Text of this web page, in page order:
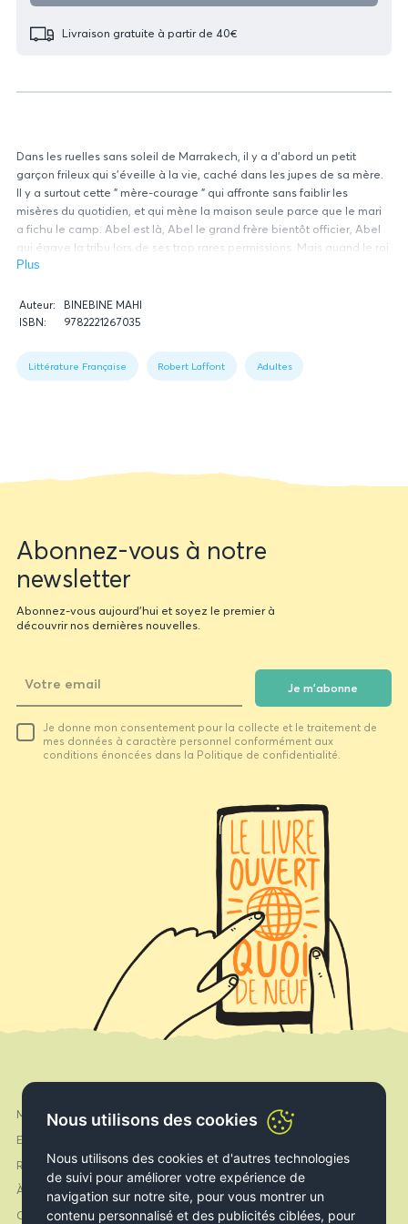
Nous utilisons des cookies
Nous utilisons des cookies et d'autres technologies
de suivi pour améliorer votre expérience de
navigation sur notre site, pour vous montrer un
contenu personnalisé et des publicités ciblées, pour
Dans les ruelles sans soleil de Marrakech, il y a d'abord un petit
garçon frileux qui s'éveille à la vie, caché dans les jupes de sa mère.
Il y a surtout cette " mère-courage " qui affronte sans faiblir les
misères du quotidien, et qui mène la maison seule parce que le mari
a fichu le camp. Abel est là, Abel le grand frère bientôt officier, Abel
qui égaye la tribu lors de ses trop rares permissions. Mais quand le roi
est visé par l'armée, le Destin cible la famille.
filouterie, les douleurs muettes et un amour maternel bouleversant.
Plus
Données
relatives
du
Auteur:
BINEBINE MAHI
ISBN:
9782221267035
1:
Book
Littérature Française Robert Laffont Adultes
Livraison gratuite à partir de 40€
Newsletter
form
Abonnez-vous à notre
newsletter
Abonnez-vous aujourd'hui et soyez le premier à
découvrir nos dernières nouvelles.
email
Je m'abonne
Je donne mon consentement pour la collecte et le traitement de
mes données à caractère personnel conformément aux
conditions énoncées dans la Politique de confidentialité.
Mon compte
Expédition & Livraison
Retours & Echanges
À propos de nous
Contact
Facebook